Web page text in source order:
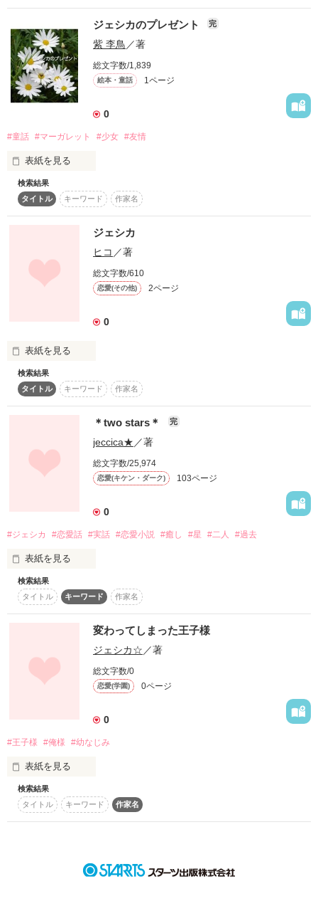
冷えた髪も指先も……
『ハニー・キス』
ジェシカのプレゼント 完
紫 李鳥／著
総文字数/1,839
絵本・童話 1ページ
0
#童話 #マーガレット #少女 #友情
表紙を見る
庭に咲くマーガレットをイメージしました。
作品を読む
検索結果
タイトル
キーワード 作家名
ジェシカ
ヒコ ／著
総文字数/610
恋愛(その他) 2ページ
0
表紙を見る
生涯で初めて本気で愛した
何度も救われたし救った
失いたくない仲間
死んでからも頑張るから
無愛想で口下手な俺から
ずっと離れないで
ずっと守っていてくれた
みんなのために頑張る
頑張りたい――………
＿
検索結果
タイトル
キーワード 作家名
＊two stars＊ 完
jeccica★ ／著
総文字数/25,974
恋愛(キケン・ダーク) 103ページ
0
#ジェシカ #恋愛話 #実話 #恋愛小説 #癒し #星 #二人 #過去
表紙を見る
貴方は私の光だった。。
毎日毎日のツマラナイ日常に、貴方が光を与えてくれた。。
私はその光を逃がさないよいに必死だったょ。。
この想いが、貴方の心に届きますよぅに。。。
作品を読む
検索結果
タイトル
キーワード 作家名
変わってしまった王子様
ジェシカ☆ ／著
総文字数/0
恋愛(学園) 0ページ
0
#王子様 #俺様 #幼なじみ
表紙を見る
未編集
検索結果
タイトル
キーワード 作家名